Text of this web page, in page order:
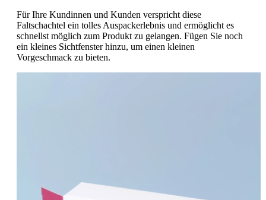
Für Ihre Kundinnen und Kunden verspricht diese
Faltschachtel ein tolles Auspackerlebnis und ermöglicht es
schnellst möglich zum Produkt zu gelangen. Fügen Sie noch
ein kleines Sichtfenster hinzu, um einen kleinen
Vorgeschmack zu bieten.